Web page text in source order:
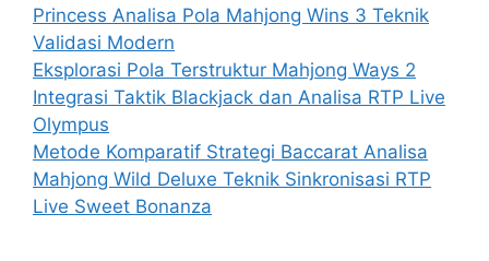
Princess Analisa Pola Mahjong Wins 3 Teknik
Validasi Modern
Eksplorasi Pola Terstruktur Mahjong Ways 2
Integrasi Taktik Blackjack dan Analisa RTP Live
Olympus
Metode Komparatif Strategi Baccarat Analisa
Mahjong Wild Deluxe Teknik Sinkronisasi RTP
Live Sweet Bonanza